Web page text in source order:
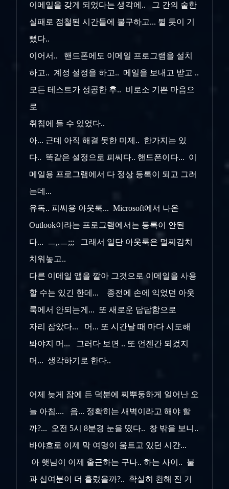
이메일을 갖게 되었다는 생각에.. 그 간의 숱한
실패로 점철된 시간들에 불구하고... 뛸 듯이 기
뻤다..
이어서.. 핸드폰에도 이메일 프로그램을 설치
하고.. 계정 설정을 하고.. 메일을 보내고 받고 ..
모든 테스트가 성공한 후.. 비로소 기쁜 마음으
로
취침에 들 수 있었다..
아... 근데 아직 해결 못한 미제.. 한가지는 있
다.. 똑같은 설정으로 피씨다.. 핸드폰이다... 이
메일용 프로그램에서 다 정상 등록이 되고 그러
는데...
유독.. 피씨용 아웃룩... Microsoft에서 나온
Outlook이라는 프로그램에서는 등록이 안된
다... ㅡ,.ㅡ;;; 그래서 일단 아웃룩은 멀찌감치
치워놓고..
다른 이메일 앱을 깔아 그것으로 이메일을 사용
할 수는 있긴 한데... 종전에 손에 익었던 아웃
룩에서 안되는게... 또 새로운 답답함으로
자리 잡았다... 머... 또 시간날 때 마다 시도해
봐야지 머... 그러다 보면 .. 또 언젠간 되겄지
머... 생각하기로 한다..
어제 늦게 잠에 든 덕분에 찌뿌둥하게 일어난 오
늘 아침.... 음... 정확히는 새벽이라고 해야 할
까?... 오전 5시 8분경 눈을 떴다.. 창 밖을 보니..
바야흐로 이제 막 여명이 움트고 있던 시간...
아 햇님이 이제 출근하는 구나.. 하는 사이.. 불
과 십여분이 더 흘렀을까?.. 확실히 환해 진 거